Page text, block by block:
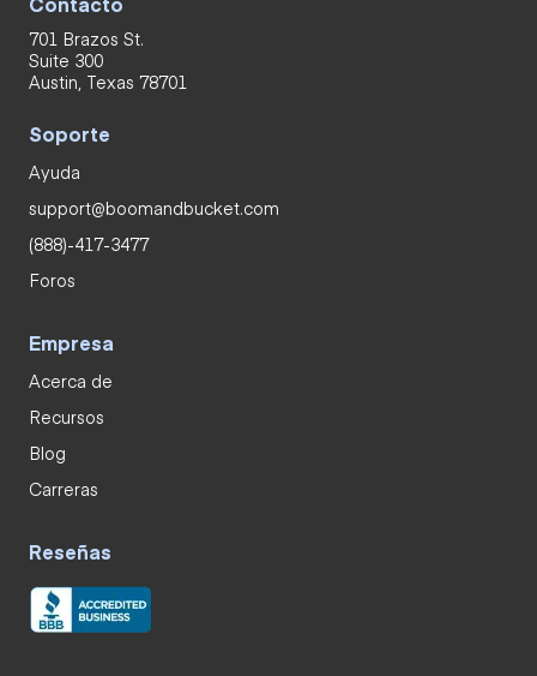
701 Brazos St.
Suite 300
Austin, Texas 78701
Soporte
Ayuda
support@boomandbucket.com
(888)-417-3477
Foros
Empresa
Acerca de
Recursos
Blog
Carreras
Reseñas